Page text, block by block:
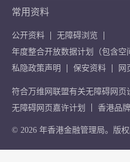
常用资料
公开资料
无障碍浏览
年度整合开放数据计划（包含空
私隐政策声明
保安资料 网
符合万维网联盟有关无障碍网页
无障碍网页嘉许计划
香港品牌
© 2026 年香港金融管理局。版权